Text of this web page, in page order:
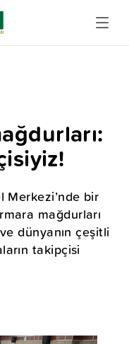
Merkezi’nde bir
mağdurları
dünyanın çeşitli
takipçisi